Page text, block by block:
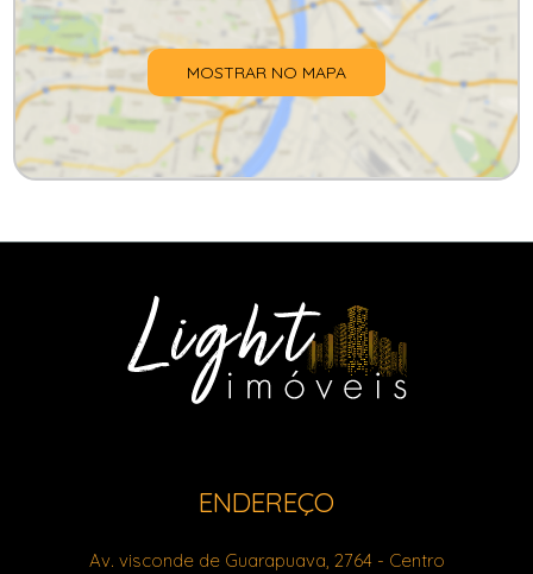
MOSTRAR NO MAPA
ENDEREÇO
Av. visconde de Guarapuava, 2764- Centro